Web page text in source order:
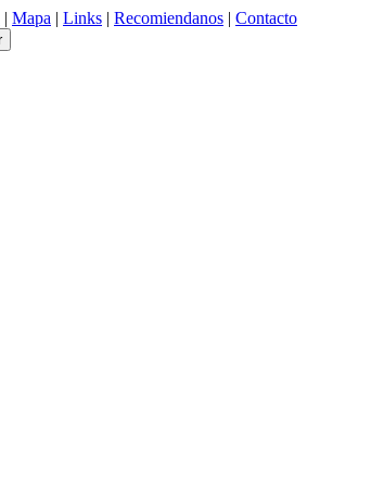
| Mapa | Links | Recomiendanos | Contacto